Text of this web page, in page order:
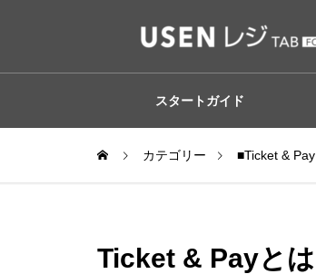
スタートガイド
カテゴリー ■Ticket & Pay
Ticket & Payとは